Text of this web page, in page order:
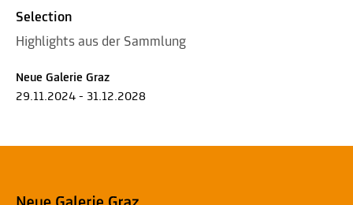
Selection
Highlights aus der Sammlung
Neue Galerie Graz
29.11.2024 - 31.12.2028